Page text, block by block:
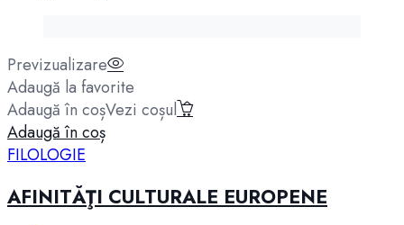
Previzualizare
Adaugă la favorite
Adaugă în coșVezi coșul
Adaugă în coș
FILOLOGIE
AFINITĂŢI CULTURALE EUROPENE